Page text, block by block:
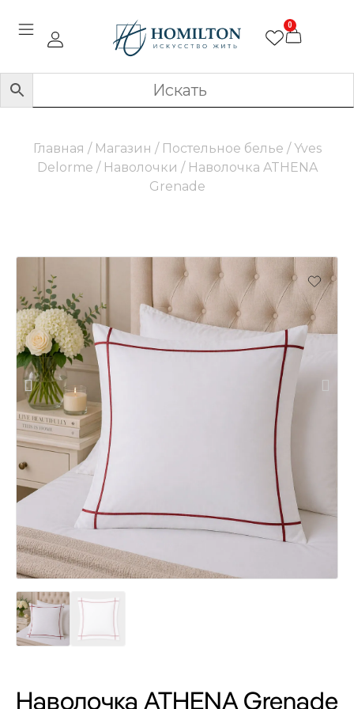
0
Главная / Магазин / Постельное белье / Yves
Delorme / Наволочки / Наволочка ATHENA
Grenade
Наволочка ATHENA Grenade